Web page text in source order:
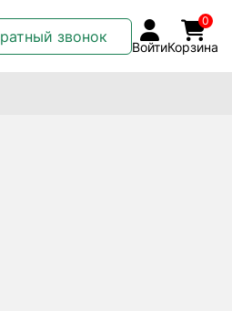
звонок
ВойтиКорзина
0